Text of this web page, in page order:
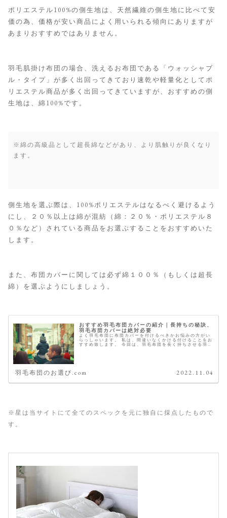
ポリエステル100%の側生地は、天然繊維の側生地に比べて安
価の為、価格が安い商品によく用いられる傾向にありますが
あまりおすすめではありません。
羽毛肌掛け布団の場合、洗えるお布団である「ウォッシャブ
ル・タイプ」が多く出回ってきており速乾や軽量化としてポ
リエステル商品が多く出回ってきていますが、おすすめの側
生地は、綿100%です。
※綿の高級品として超長綿などがあり、より肌触りが良くなり
ます。
側生地を選ぶ際は、100%ポリエステルはなるべく避けるよう
にし、２０％以上は綿が混紡（綿：２０％・ポリエステル８
０％など）されている商品をお選ぶすることをおすすめいた
します。
また、布団カバーに関しては必ず綿１００％（もしくは超長
綿）を選ぶようにしましょう。
おすすめ羽毛布団カバーの紹介｜長持ちの秘訣、
羽毛布団カバーは絶対必要
よく羽毛布団に布団カバーを付けるべきかお悩みの方がい
らっしゃいます。 私は、間違いなくかける付けることをお
すすめ致します。 今回は、羽毛布団を長く持ちさせる羽毛
羽毛布団のお選び.com 2022.11.04
※星は当サイトにて全てのスペックを元に独自に採点したもので
す。